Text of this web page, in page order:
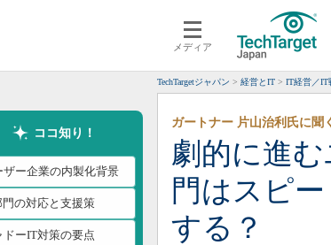
メディア
クラウド
スマートモバイル
ネットワーク
システム運用管理
TechTargetジャパン 経営とIT IT経営／IT
ココ知り！
ザー企業の内製化背景
門の対応と支援策
ドーIT対策の要点
劇的に進
門はスピ
する？
ガートナー 片山治利氏に聞